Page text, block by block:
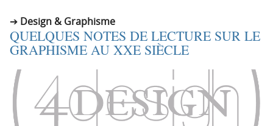
Design & Graphisme
QUELQUES NOTES DE LECTURE SUR LE
GRAPHISME AU XXE SIÈCLE